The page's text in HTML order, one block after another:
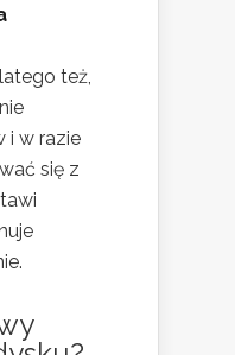
też,
i w razie
się z